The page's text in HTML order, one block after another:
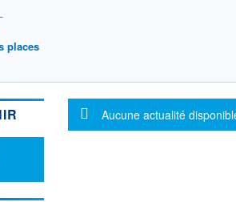
places
Message d'information
Aucune actualité